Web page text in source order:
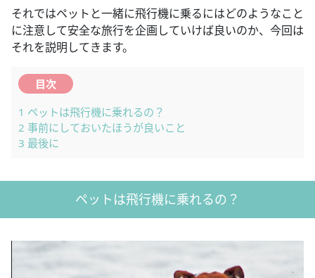
それではペットと一緒に飛行機に乗るにはどのようなこと
に注意して安全な旅行を企画していけば良いのか、今回は
それを説明してきます。
目次
1 ペットは飛行機に乗れるの？
2 事前にしておいたほうが良いこと
3 最後に
ペットは飛行機に乗れるの？